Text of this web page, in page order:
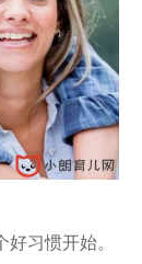
习惯开始。